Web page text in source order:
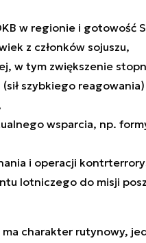
w regionie i gotowość
z członków sojuszu,
w tym zwiększenie
szybkiego
wsparcia, np.
i operacji
lotniczego do misji
charakter rutynowy,